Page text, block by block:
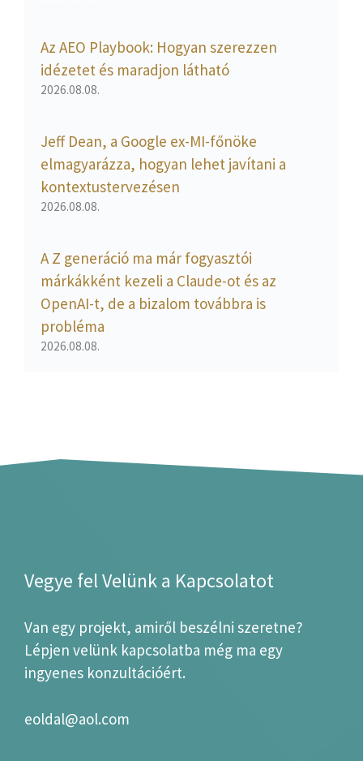
Az AEO Playbook: Hogyan szerezzen
idézetet és maradjon látható
2026.08.08.
Jeff Dean, a Google ex-MI-főnöke
elmagyarázza, hogyan lehet javítani a
kontextustervezésen
2026.08.08.
A Z generáció ma már fogyasztói
márkákként kezeli a Claude-ot és az
OpenAI-t, de a bizalom továbbra is
probléma
2026.08.08.
Vegye fel Velünk a Kapcsolatot
Van egy projekt, amiről beszélni szeretne?
Lépjen velünk kapcsolatba még ma egy
ingyenes konzultációért.
eoldal@aol.com